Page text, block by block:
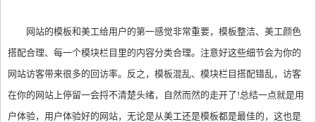
网站的模板和美工给用户的第一感觉非常重要，模板整洁、美工颜色
搭配合理、每一个模块栏目里的内容分类合理。注意好这些细节会为你的
网站访客带来很多的回访率。反之，模板混乱、模块栏目搭配错乱，访客
在你的网站上停留一会捋不清楚头绪，自然而然的走开了!总结一点就是用
户体验，用户体验好的网站，无论是从美工还是模板都是最佳的，这也是